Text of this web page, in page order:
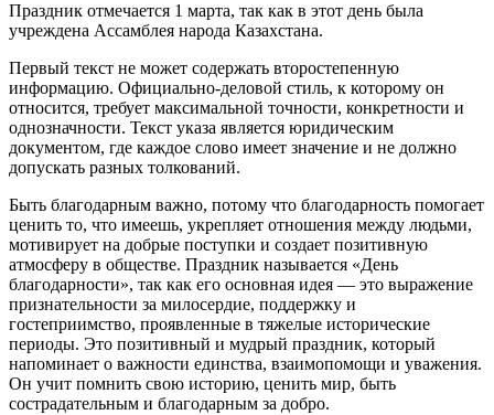
Праздник отмечается 1 марта, так как в этот день была
учреждена Ассамблея народа Казахстана.
Первый текст не может содержать второстепенную
информацию. Официально-деловой стиль, к которому он
относится, требует максимальной точности, конкретности и
однозначности. Текст указа является юридическим
документом, где каждое слово имеет значение и не должно
допускать разных толкований.
Быть благодарным важно, потому что благодарность помогает
ценить то, что имеешь, укрепляет отношения между людьми,
мотивирует на добрые поступки и создает позитивную
атмосферу в обществе. Праздник называется «День
благодарности», так как его основная идея — это выражение
признательности за милосердие, поддержку и
гостеприимство, проявленные в тяжелые исторические
периоды. Это позитивный и мудрый праздник, который
напоминает о важности единства, взаимопомощи и уважения.
Он учит помнить свою историю, ценить мир, быть
сострадательным и благодарным за добро.